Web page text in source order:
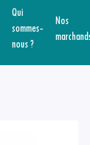
Qui
sommes-
nous ?
Nos